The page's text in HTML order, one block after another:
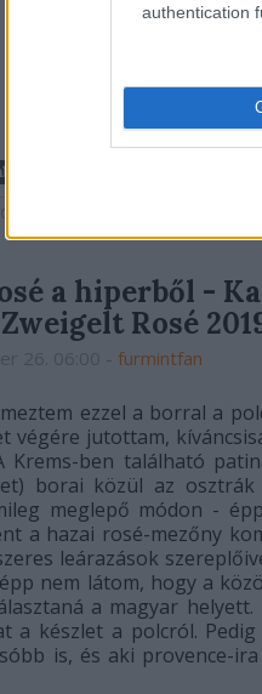
authentication
a hiperből -
Rosé
furmintfan
ezzel a borral a
végére jutottam,
Krems-ben található
borai közül az
meglepő módon -
a hazai rosé-mezőny
leárazások
nem látom, hogy a
a magyar
a készlet a polcról.
is, és aki provence-